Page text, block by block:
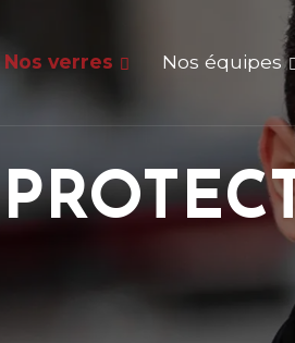
Nos verres Nos équipes